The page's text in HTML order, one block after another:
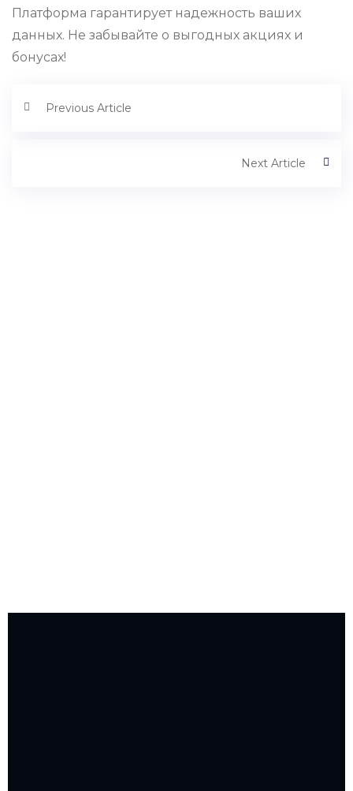
Платформа гарантирует надежность ваших
данных. Не забывайте о выгодных акциях и
бонусах!
Previous Article
Next Article